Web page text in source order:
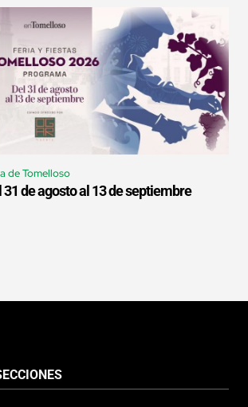
de Tomelloso
31 de agosto al 13 de septiembre